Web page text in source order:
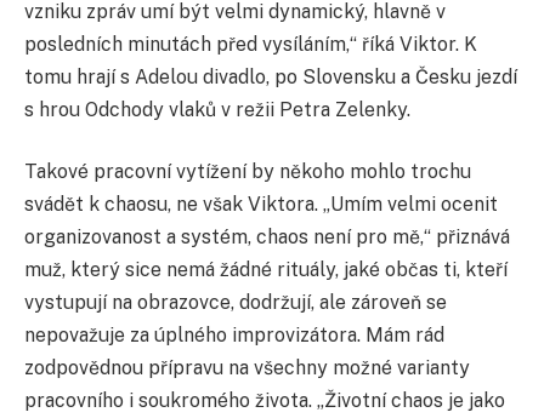
vzniku zpráv umí být velmi dynamický, hlavně v
posledních minutách před vysíláním,“ říká Viktor. K
tomu hrají s Adelou divadlo, po Slovensku a Česku jezdí
s hrou Odchody vlaků v režii Petra Zelenky.
Takové pracovní vytížení by někoho mohlo trochu
svádět k chaosu, ne však Viktora. „Umím velmi ocenit
organizovanost a systém, chaos není pro mě,“ přiznává
muž, který sice nemá žádné rituály, jaké občas ti, kteří
vystupují na obrazovce, dodržují, ale zároveň se
nepovažuje za úplného improvizátora. Mám rád
zodpovědnou přípravu na všechny možné varianty
pracovního i soukromého života. „Životní chaos je jako